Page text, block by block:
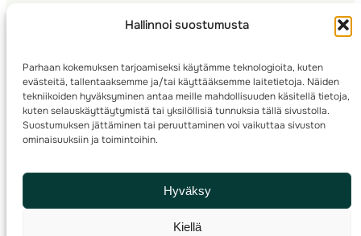
Hallinnoi suostumusta
Parhaan kokemuksen tarjoamiseksi käytämme teknologioita, kuten
evästeitä, tallentaaksemme ja/tai käyttääksemme laitetietoja. Näiden
tekniikoiden hyväksyminen antaa meille mahdollisuuden käsitellä tietoja,
kuten selauskäyttäytymistä tai yksilöllisiä tunnuksia tällä sivustolla.
Suostumuksen jättäminen tai peruuttaminen voi vaikuttaa sivuston
ominaisuuksiin ja toimintoihin.
Hyväksy
Kiellä
Seura­kehittäminen
Kartoitus
Ratamestari
© 2025 ·Suomen Suunnistusliitto· Valimotie 10, 00380 Helsinki, Finland
info(a)suunnistusliitto.fi,Rastilipun asiat: rastilippu(a)suunnistusliitto.fi
Kilpailut ja kuntorastit – Rastilippu:::Rastilipun ohjeet